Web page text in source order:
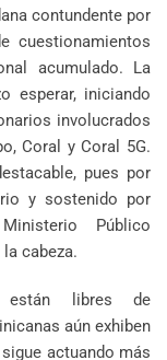
contundente por
cuestionamientos
acumulado. La
esperar, iniciando
involucrados
Coral y Coral 5G.
pues por
y sostenido por
Público
cabeza.
libres de
aún exhiben
actuando más